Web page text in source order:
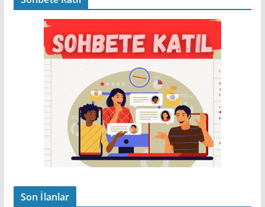
Son İlanlar